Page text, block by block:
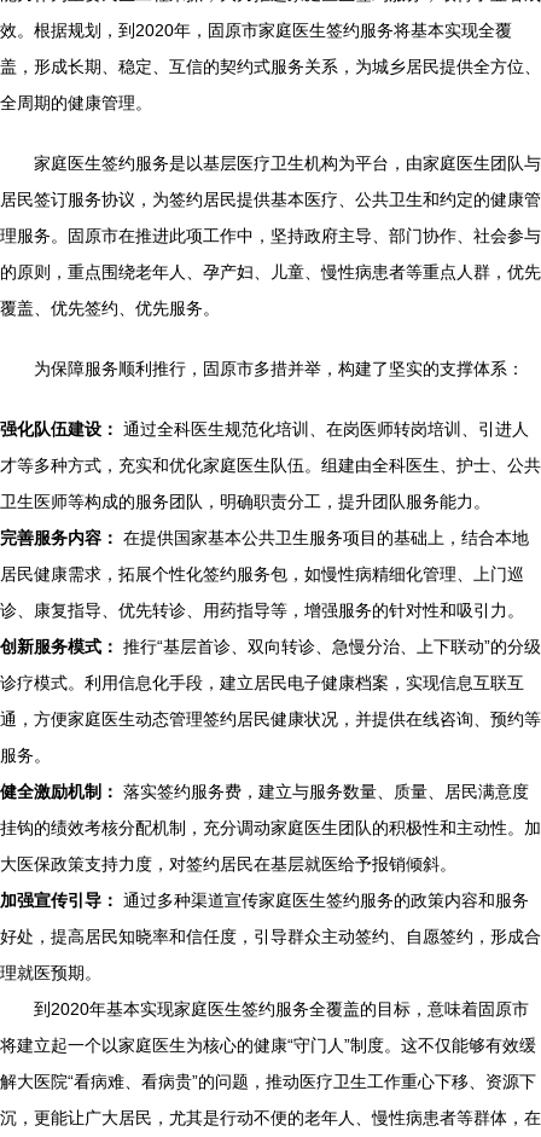
效。根据规划，到2020年，固原市家庭医生签约服务将基本实现全覆
盖，形成长期、稳定、互信的契约式服务关系，为城乡居民提供全方位、
全周期的健康管理。
家庭医生签约服务是以基层医疗卫生机构为平台，由家庭医生团队与
居民签订服务协议，为签约居民提供基本医疗、公共卫生和约定的健康管
理服务。固原市在推进此项工作中，坚持政府主导、部门协作、社会参与
的原则，重点围绕老年人、孕产妇、儿童、慢性病患者等重点人群，优先
覆盖、优先签约、优先服务。
为保障服务顺利推行，固原市多措并举，构建了坚实的支撑体系：
强化队伍建设： 通过全科医生规范化培训、在岗医师转岗培训、引进人
才等多种方式，充实和优化家庭医生队伍。组建由全科医生、护士、公共
卫生医师等构成的服务团队，明确职责分工，提升团队服务能力。
完善服务内容： 在提供国家基本公共卫生服务项目的基础上，结合本地
居民健康需求，拓展个性化签约服务包，如慢性病精细化管理、上门巡
诊、康复指导、优先转诊、用药指导等，增强服务的针对性和吸引力。
创新服务模式： 推行“基层首诊、双向转诊、急慢分治、上下联动”的分级
诊疗模式。利用信息化手段，建立居民电子健康档案，实现信息互联互
通，方便家庭医生动态管理签约居民健康状况，并提供在线咨询、预约等
服务。
健全激励机制： 落实签约服务费，建立与服务数量、质量、居民满意度
挂钩的绩效考核分配机制，充分调动家庭医生团队的积极性和主动性。加
大医保政策支持力度，对签约居民在基层就医给予报销倾斜。
加强宣传引导： 通过多种渠道宣传家庭医生签约服务的政策内容和服务
好处，提高居民知晓率和信任度，引导群众主动签约、自愿签约，形成合
理就医预期。
到2020年基本实现家庭医生签约服务全覆盖的目标，意味着固原市
将建立起一个以家庭医生为核心的健康“守门人”制度。这不仅能够有效缓
解大医院“看病难、看病贵”的问题，推动医疗卫生工作重心下移、资源下
沉，更能让广大居民，尤其是行动不便的老年人、慢性病患者等群体，在